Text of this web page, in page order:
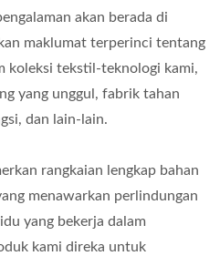
akan berada di
maklumat terperinci tentang
koleksi tekstil-teknologi kami,
yang unggul, fabrik tahan
dan lain-lain.
rangkaian lengkap bahan
menawarkan perlindungan
yang bekerja dalam
kami direka untuk